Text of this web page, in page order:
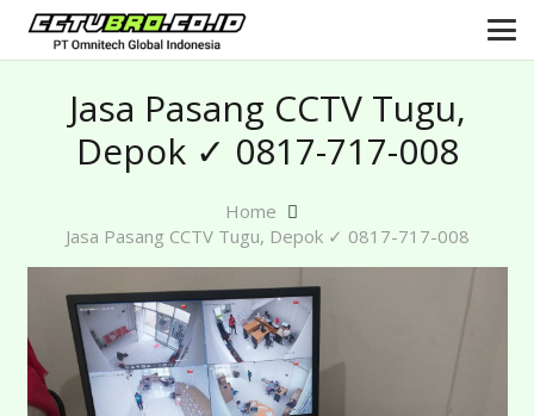
Jasa Pasang CCTV Tugu,
Depok ✓ 0817-717-008
Home
Jasa Pasang CCTV Tugu, Depok ✓ 0817-717-008